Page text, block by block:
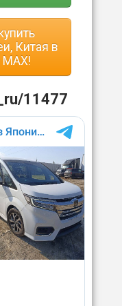
Китая в
11477